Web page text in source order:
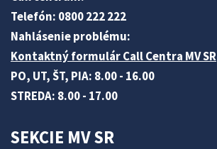
Telefón: 0800 222 222
Nahlásenie problému:
Kontaktný formulár Call Centra MV SR
PO, UT, ŠT, PIA: 8.00 - 16.00
STREDA: 8.00 - 17.00
SEKCIE MV SR